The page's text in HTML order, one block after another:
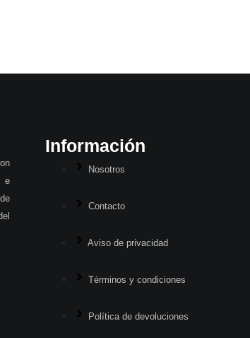
e
Información
Nosotros
Contacto
Aviso de privacidad
Términos y condiciones
Política de devoluciones